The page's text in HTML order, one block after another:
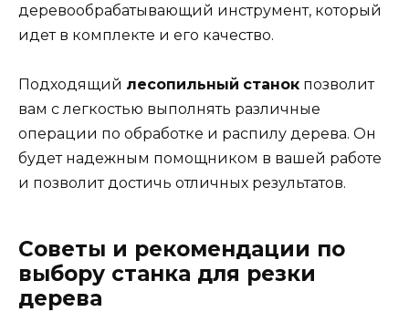
деревообрабатывающий инструмент, который
идет в комплекте и его качество.
Подходящий лесопильный станок позволит
вам с легкостью выполнять различные
операции по обработке и распилу дерева. Он
будет надежным помощником в вашей работе
и позволит достичь отличных результатов.
Советы и рекомендации по
выбору станка для резки
дерева